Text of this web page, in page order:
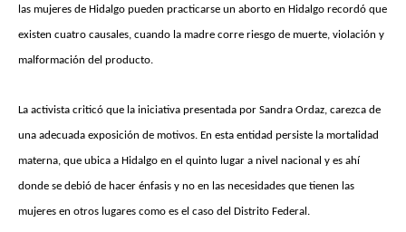
las mujeres de Hidalgo pueden practicarse un aborto en Hidalgo recordó que
existen cuatro causales, cuando la madre corre riesgo de muerte, violación y
malformación del producto.
La activista criticó que la iniciativa presentada por Sandra Ordaz, carezca de
una adecuada exposición de motivos. En esta entidad persiste la mortalidad
materna, que ubica a Hidalgo en el quinto lugar a nivel nacional y es ahí
donde se debió de hacer énfasis y no en las necesidades que tienen las
mujeres en otros lugares como es el caso del Distrito Federal.